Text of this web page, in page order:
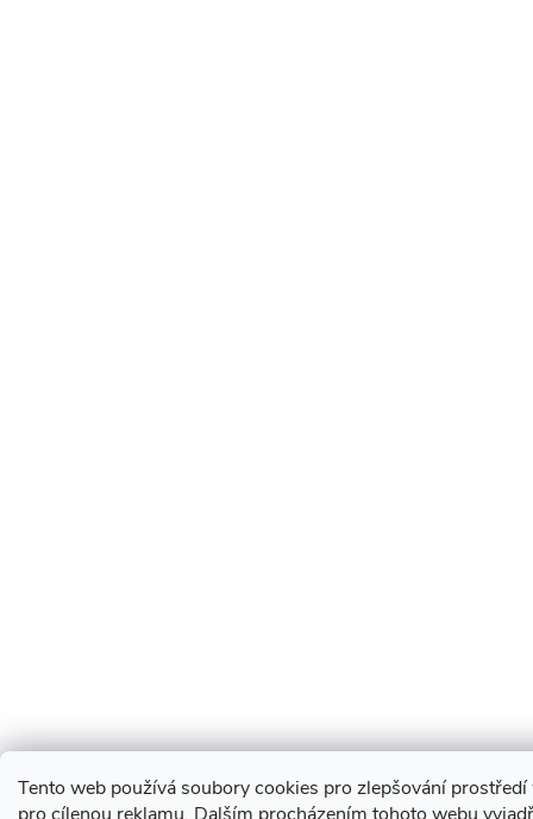
Tento web používá soubory cookies pro zlepšování